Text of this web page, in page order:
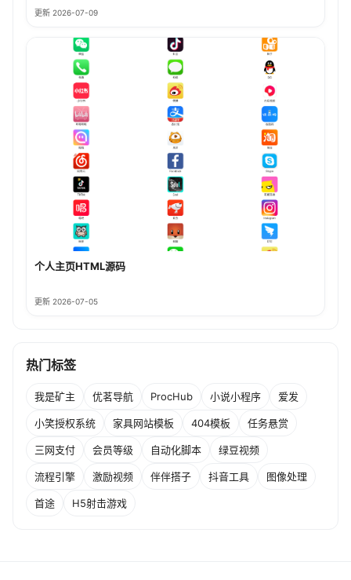
更新 2026-07-09
个人主页HTML源码
更新 2026-07-05
热门标签
我是矿主 优茗导航 ProcHub 小说小程序 爱发
小笑授权系统 家具网站模板 404模板 任务悬赏
三网支付 会员等级 自动化脚本 绿豆视频
流程引擎 激励视频 伴伴搭子 抖音工具 图像处理
首途 H5射击游戏